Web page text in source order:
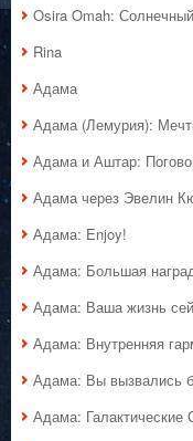
Osira Omah:
Rina
Адама
Адама (Лемурия):
Адама и Аштар:
Адама через Эвелин
Адама: Enjoy!
Адама: Большая
Адама: Ваша жизнь
Адама: Внутренняя
Адама: Вы вызвались
Адама: Галактические